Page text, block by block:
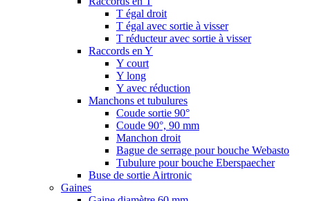
T égal droit
T égal avec sortie à visser
T réducteur avec sortie à visser
Raccords en Y
Y court
Y long
Y avec réduction
Manchons et tubulures
Coude sortie 90°
Coude 90°, 90 mm
Manchon droit
Bague de serrage pour bouche Webasto
Tubulure pour bouche Eberspaecher
Buse de sortie Airtronic
Gaines